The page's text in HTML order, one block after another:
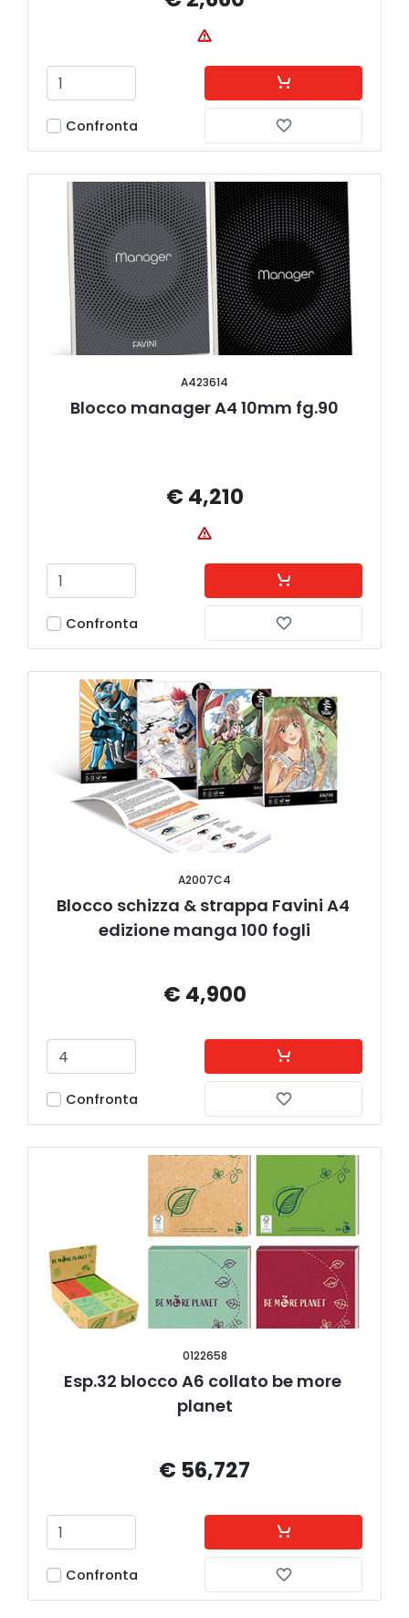
Confronta
A423614
Blocco manager A4 10mm fg.90
€ 4,210
Confronta
A2007C4
Blocco schizza & strappa Favini A4
edizione manga 100 fogli
€ 4,900
Confronta
0122658
Esp.32 blocco A6 collato be more
planet
€ 56,727
Confronta